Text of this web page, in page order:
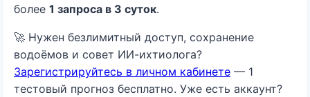
более 1 запроса в 3 суток.
🚀 Нужен безлимитный доступ, сохранение
водоёмов и совет ИИ-ихтиолога?
Зарегистрируйтесь в личном кабинете — 1
тестовый прогноз бесплатно. Уже есть аккаунт?